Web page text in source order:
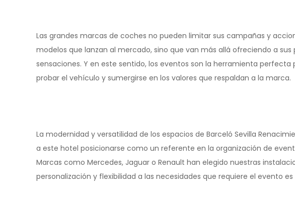
Las grandes marcas de coches no pueden limitar sus campañas y
modelos que lanzan al mercado, sino que van más allá ofreciendo a
sensaciones. Y en este sentido, los eventos son la herramienta
probar el vehículo y sumergirse en los valores que respaldan a la marca.
La modernidad y versatilidad de los espacios de Barceló Sevilla
a este hotel posicionarse como un referente en la organización de
Marcas como Mercedes, Jaguar o Renault han elegido nuestras
personalización y flexibilidad a las necesidades que requiere el evento